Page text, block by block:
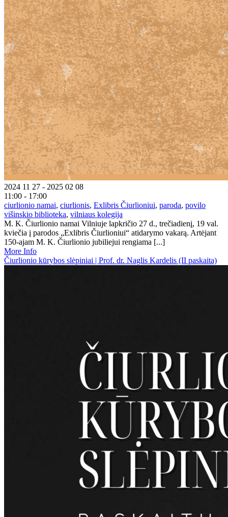
2024 11 27 - 2025 02 08
11:00 - 17:00
ciurlionio namai, ciurlionis, Exlibris Čiurlioniui, paroda, povilo
višinskio biblioteka, vilniaus kolegija
M. K. Čiurlionio namai Vilniuje lapkričio 27 d., trečiadienį, 19 val.
kviečia į parodos „Exlibris Čiurlioniui“ atidarymo vakarą. Artėjant
150-ajam M. K. Čiurlionio jubiliejui rengiama [...]
More Info
Čiurlionio kūrybos slėpiniai | Prof. dr. Naglis Kardelis (II paskaita)